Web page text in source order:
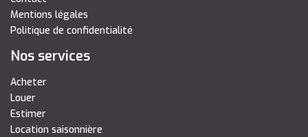
Mentions légales
Politique de confidentialité
Nos services
Acheter
Louer
Estimer
Location saisonnière